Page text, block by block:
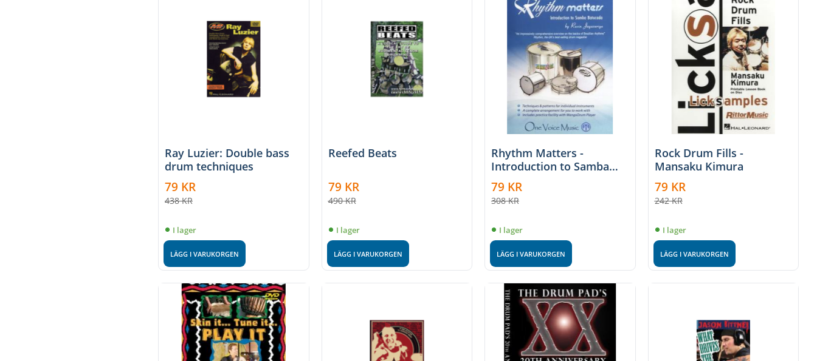
Ray Luzier: Double bass
drum techniques
79 KR
438KR
I lager
LÄGG I VARUKORGEN
Reefed Beats
79 KR
490KR
I lager
LÄGG I VARUKORGEN
Rhythm Matters -
Introduction to Samba
Batucada (CD-Rom)
79 KR
308KR
I lager
LÄGG I VARUKORGEN
Rock Drum Fills -
Mansaku Kimura
79 KR
242KR
I lager
LÄGG I VARUKORGEN